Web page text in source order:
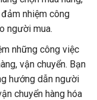
nhiệm công
người mua.
những công việc
vận chuyển. Bạn
hướng dẫn người
chuyển hàng hóa